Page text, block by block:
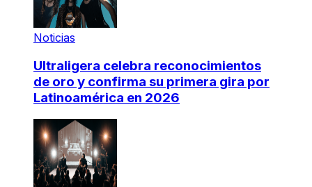
Noticias
Ultraligera celebra reconocimientos
de oro y confirma su primera gira por
Latinoamérica en 2026